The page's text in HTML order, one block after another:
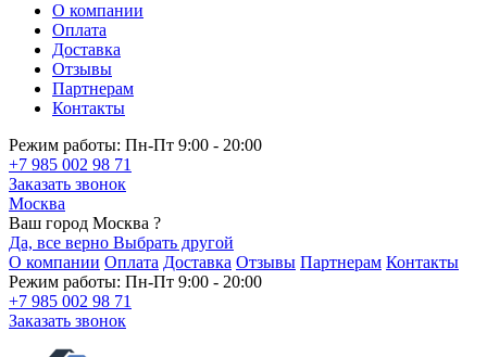
О компании
Оплата
Доставка
Отзывы
Партнерам
Контакты
Режим работы: Пн-Пт 9:00 - 20:00
+7 985 002 98 71
Заказать звонок
Москва
Ваш город Москва ?
Да, все верно Выбрать другой
О компании Оплата Доставка Отзывы Партнерам Контакты
Режим работы: Пн-Пт 9:00 - 20:00
+7 985 002 98 71
Заказать звонок